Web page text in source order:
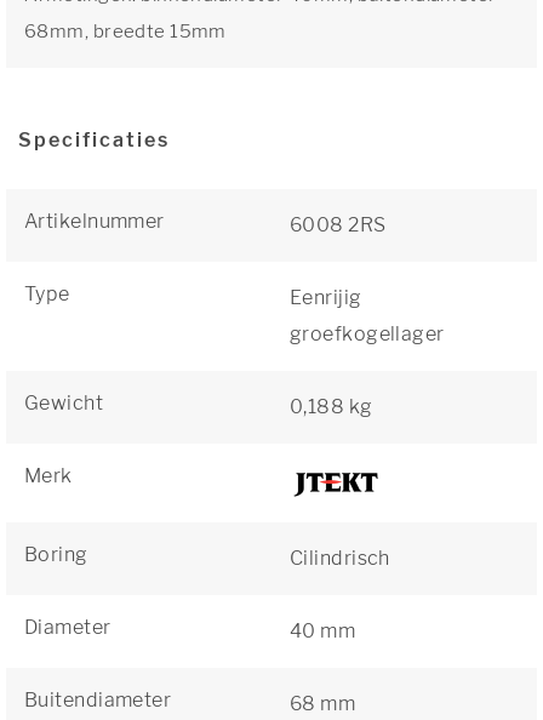
68mm, breedte 15mm
Specificaties
Artikelnummer 6008 2RS
Type
Eenrijig
groefkogellager
Gewicht 0,188 kg
Merk
Boring Cilindrisch
Diameter 40 mm
Buitendiameter 68 mm